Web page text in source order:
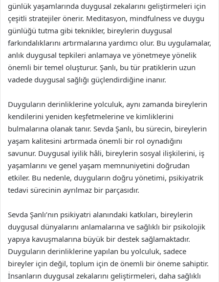
günlük yaşamlarında duygusal zekalarını geliştirmeleri için
çeşitli stratejiler önerir. Meditasyon, mindfulness ve duygu
günlüğü tutma gibi teknikler, bireylerin duygusal
farkındalıklarını artırmalarına yardımcı olur. Bu uygulamalar,
anlık duygusal tepkileri anlamaya ve yönetmeye yönelik
önemli bir temel oluşturur. Şanlı, bu tür pratiklerin uzun
vadede duygusal sağlığı güçlendirdiğine inanır.
Duyguların derinliklerine yolculuk, aynı zamanda bireylerin
kendilerini yeniden keşfetmelerine ve kimliklerini
bulmalarına olanak tanır. Sevda Şanlı, bu sürecin, bireylerin
yaşam kalitesini artırmada önemli bir rol oynadığını
savunur. Duygusal iyilik hâli, bireylerin sosyal ilişkilerini, iş
yaşamlarını ve genel yaşam memnuniyetini doğrudan
etkiler. Bu nedenle, duyguların doğru yönetimi, psikiyatrik
tedavi sürecinin ayrılmaz bir parçasıdır.
Sevda Şanlı’nın psikiyatri alanındaki katkıları, bireylerin
duygusal dünyalarını anlamalarına ve sağlıklı bir psikolojik
yapıya kavuşmalarına büyük bir destek sağlamaktadır.
Duyguların derinliklerine yapılan bu yolculuk, sadece
bireyler için değil, toplum için de önemli bir öneme sahiptir.
İnsanların duygusal zekalarını geliştirmeleri, daha sağlıklı